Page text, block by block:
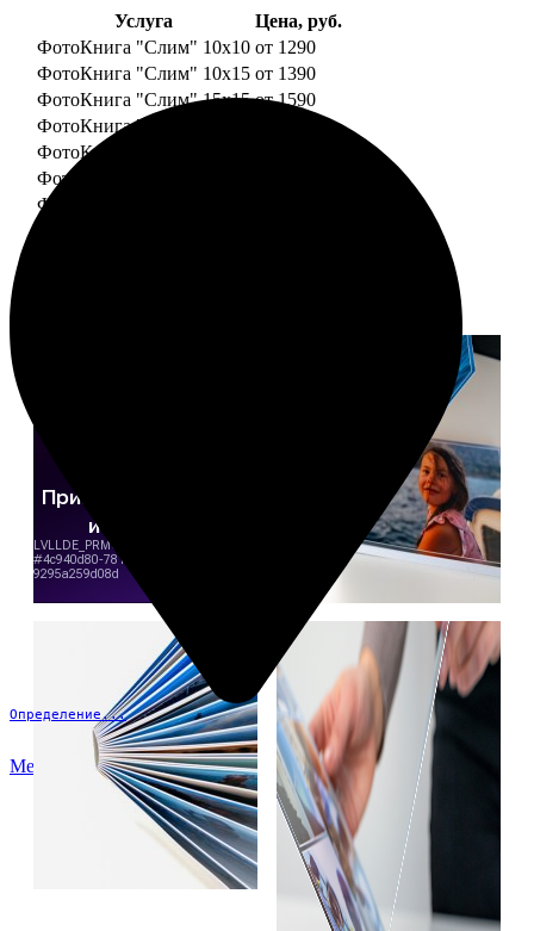
Определение...
Меню
Услуга
Цена, руб.
ФотоКнига "Слим" 10x10 от 1290
ФотоКнига "Слим" 10x15 от 1390
ФотоКнига "Слим" 15x15 от 1590
ФотоКнига "Слим" 15x20
ФотоКнига "Слим" 20x20
ФотоКнига "Слим" 20x30
ФотоКнига "Слим" 25x25